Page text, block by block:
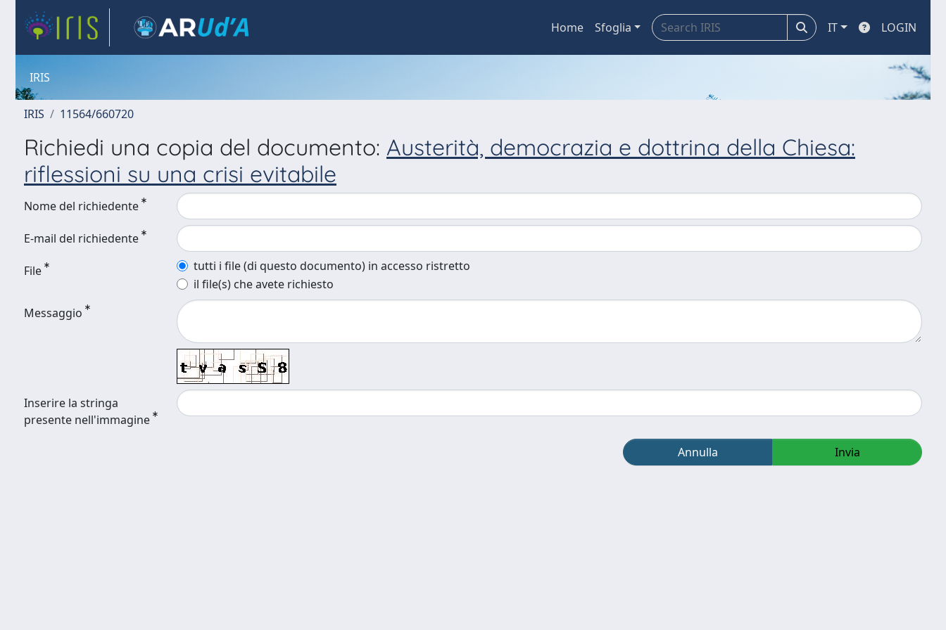
Home Sfoglia IT LOGIN
IRIS
IRIS 11564/660720
Richiedi una copia del documento: Austerità, democrazia e dottrina della Chiesa:
riflessioni su una crisi evitabile
Nome del richiedente
E-mail del richiedente
File
tutti i file (di questo documento) in accesso ristretto
il file(s) che avete richiesto
Messaggio
Inserire la stringa
presente nell'immagine
Annulla Invia